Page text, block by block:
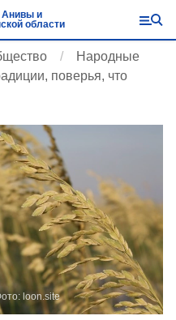
Анивы и
области
Народные
поверья, что
loon.site